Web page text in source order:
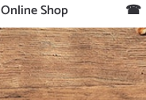
Online Shop ☎